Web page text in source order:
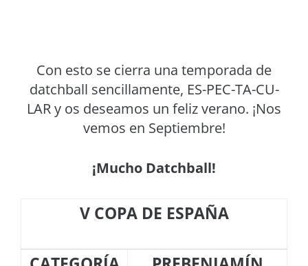
Con esto se cierra una temporada de
datchball sencillamente, ES-PEC-TA-CU-
LAR y os deseamos un feliz verano. ¡Nos
vemos en Septiembre!
¡Mucho Datchball!
V COPA DE ESPAÑA